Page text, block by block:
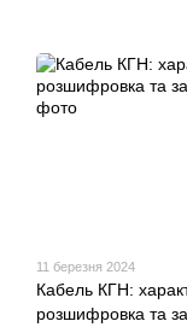
11 березня 2024
Кабель КГН:
розшифровка та